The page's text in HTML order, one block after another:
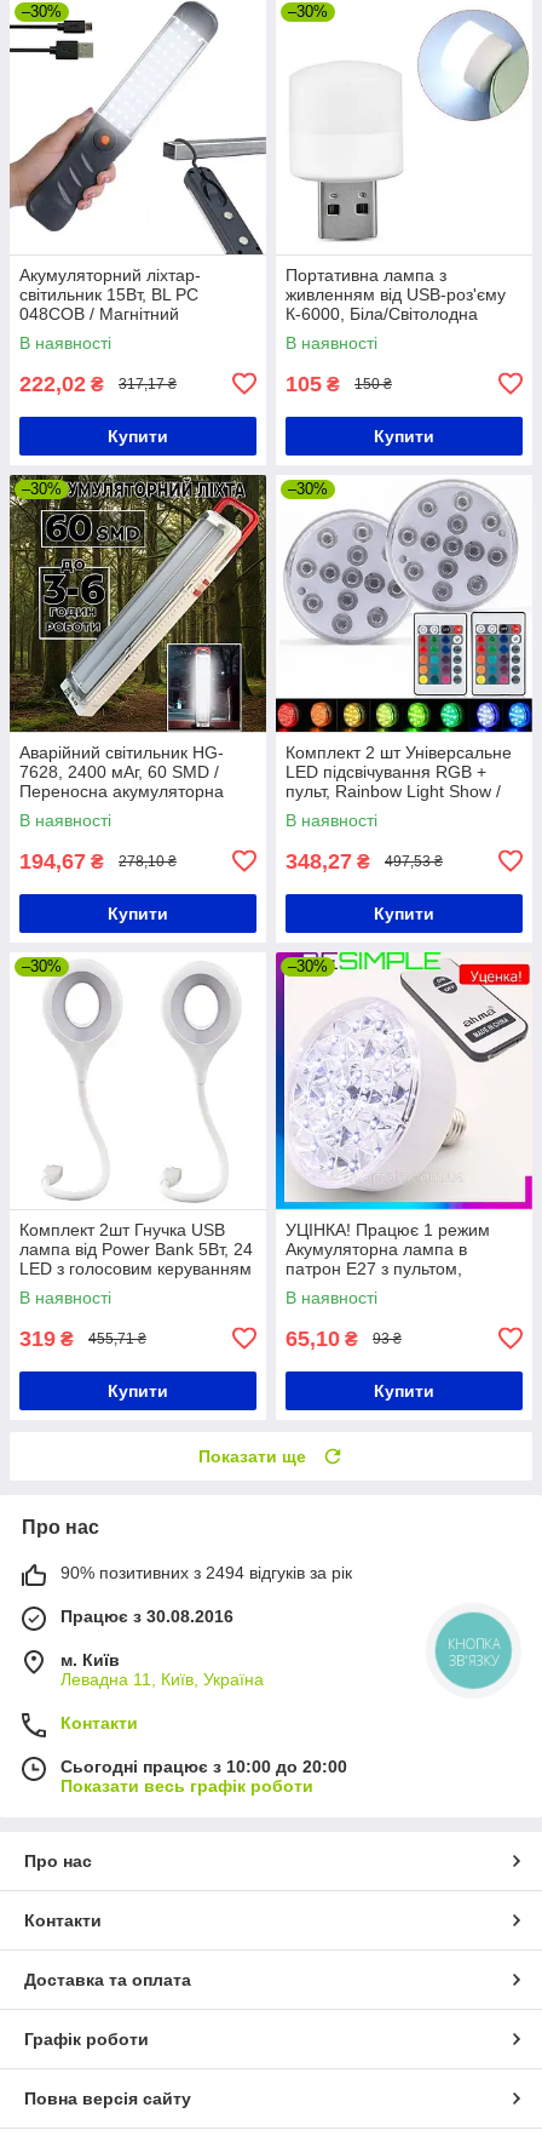
–30%
Акумуляторний ліхтар-
світильник 15Вт, BL PC
048COB / Магнітний
світлодіодний ліхтарик з
гачком
В наявності
222,02 ₴ 317,17 ₴
Купити
–30%
Портативна лампа з
живленням від USB-роз'єму
К-6000, Біла/Світолодна
лампа-ліхтар/ Мініліхтарик
В наявності
105 ₴ 150 ₴
Купити
–30%
Аварійний світильник HG-
7628, 2400 мАг, 60 SMD /
Переносна акумуляторна
LED лампа-ліхтар
В наявності
194,67 ₴ 278,10 ₴
Купити
–30%
Комплект 2 шт Універсальне
LED підсвічування RGB +
пульт, Rainbow Light Show /
Водонепроникний світильник
В наявності
348,27 ₴ 497,53 ₴
Купити
–30%
Комплект 2шт Гнучка USB
лампа від Power Bank 5Вт, 24
LED з голосовим керуванням
/ Юсб світильник від
повербанку
В наявності
319 ₴ 455,71 ₴
Купити
–30%
УЦІНКА! Працює 1 режим
Акумуляторна лампа в
патрон E27 з пультом,
31LED, AHMA AH-04 / Лампа
на акумуляторі / Ліхтар
В наявності
65,10 ₴ 93 ₴
Купити
Показати ще
Про нас
90% позитивних з 2494 відгуків за рік
Працює з 30.08.2016
м. Київ
Левадна 11, Київ, Україна
Контакти
Сьогодні працює з 10:00 до 20:00
Показати весь графік роботи
Про нас
Контакти
Доставка та оплата
Графік роботи
Повна версія сайту
КНОПКА
ЗВ'ЯЗКУ